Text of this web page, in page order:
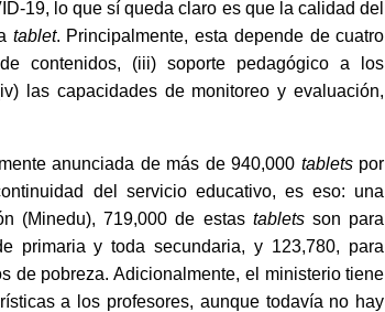
19, lo que sí queda claro es que la calidad del
tablet. Principalmente, esta depende de cuatro
contenidos, (iii) soporte pedagógico a los
las capacidades de monitoreo y evaluación,
anunciada de más de 940,000 tablets por
del servicio educativo, es eso: una
(Minedu), 719,000 de estas tablets son para
primaria y toda secundaria, y 123,780, para
de pobreza. Adicionalmente, el ministerio tiene
a los profesores, aunque todavía no hay